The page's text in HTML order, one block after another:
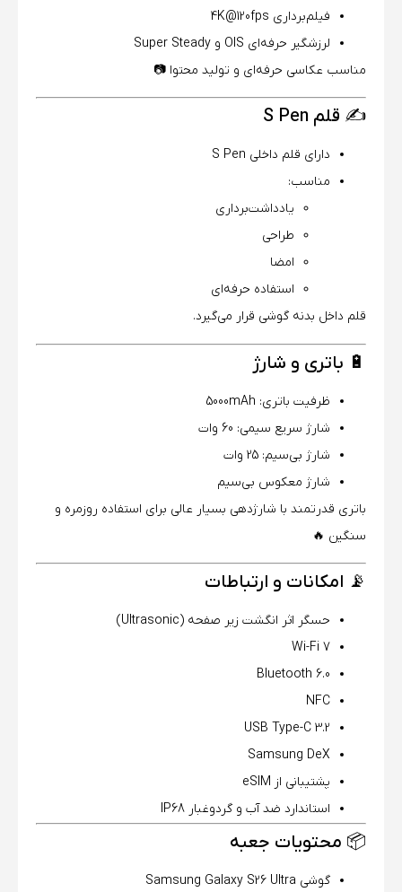
فیلم‌برداری 4K@120fps
لرزشگیر حرفه‌ای OIS و Super Steady
مناسب عکاسی حرفه‌ای و تولید محتوا 📷
✍️ قلم S Pen
دارای قلم داخلی S Pen
مناسب:
یادداشت‌برداری
طراحی
امضا
استفاده حرفه‌ای
قلم داخل بدنه گوشی قرار می‌گیرد.
🔋 باتری و شارژ
ظرفیت باتری: 5000mAh
شارژ سریع سیمی: 60 وات
شارژ بی‌سیم: 25 وات
شارژ معکوس بی‌سیم
باتری قدرتمند با شارژدهی بسیار عالی برای استفاده روزمره و
سنگین 🔥
📡 امکانات و ارتباطات
حسگر اثر انگشت زیر صفحه (Ultrasonic)
Wi-Fi 7
Bluetooth 6.0
NFC
USB Type-C 3.2
Samsung DeX
پشتیبانی از eSIM
استاندارد ضد آب و گردوغبار IP68
📦 محتویات جعبه
گوشی Samsung Galaxy S26 Ultra